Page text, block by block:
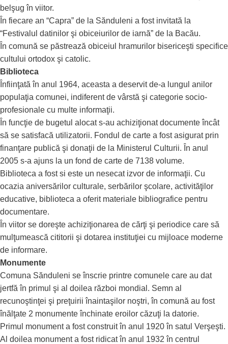
belşug în viitor.
În fiecare an “Capra” de la Sănduleni a fost invitată la
“Festivalul datinilor şi obiceiurilor de iarnă” de la Bacău.
În comună se păstrează obiceiul hramurilor bisericeşti specifice
cultului ortodox şi catolic.
Biblioteca
Înfiinţată în anul 1964, aceasta a deservit de-a lungul anilor
populaţia comunei, indiferent de vârstă şi categorie socio-
profesionale cu multe informaţii.
În funcţie de bugetul alocat s-au achiziţionat documente încât
să se satisfacă utilizatorii. Fondul de carte a fost asigurat prin
finanţare publică şi donaţii de la Ministerul Culturii. În anul
2005 s-a ajuns la un fond de carte de 7138 volume.
Biblioteca a fost si este un nesecat izvor de informaţii. Cu
ocazia aniversărilor culturale, serbărilor şcolare, activităţilor
educative, biblioteca a oferit materiale bibliografice pentru
documentare.
În viitor se doreşte achiziţionarea de cărţi şi periodice care să
mulţumească cititorii şi dotarea instituţiei cu mijloace moderne
de informare.
Monumente
Comuna Sănduleni se înscrie printre comunele care au dat
jertfă în primul şi al doilea război mondial. Semn al
recunoştinţei şi preţuirii înaintaşilor noştri, în comună au fost
înălţate 2 monumente închinate eroilor căzuţi la datorie.
Primul monument a fost construit în anul 1920 în satul Verşeşti.
Al doilea monument a fost ridicat în anul 1932 în centrul